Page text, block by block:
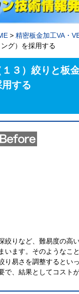
> 精密板金加工VA・
グ）を採用する
１３）絞りと板
する
絞りなど、難易度の高
います。そのようなこ
り易さを調整するとい
で、結果としてコスト